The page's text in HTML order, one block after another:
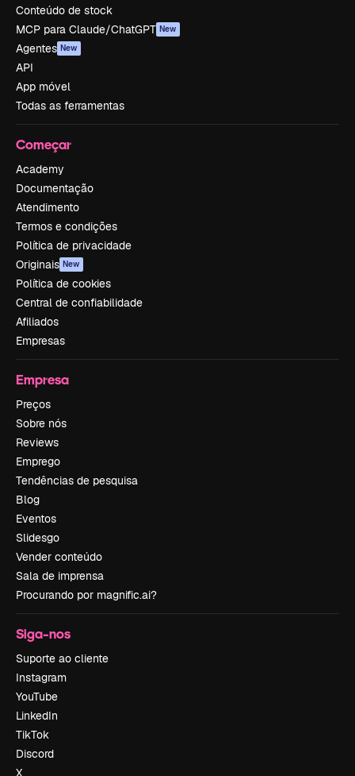
Conteúdo de stock
MCP para Claude/ChatGPT New
Agentes New
API
App móvel
Todas as ferramentas
Começar
Academy
Documentação
Atendimento
Termos e condições
Política de privacidade
Originais New
Política de cookies
Central de confiabilidade
Afiliados
Empresas
Empresa
Preços
Sobre nós
Reviews
Emprego
Tendências de pesquisa
Blog
Eventos
Slidesgo
Vender conteúdo
Sala de imprensa
Procurando por magnific.ai?
Siga-nos
Suporte ao cliente
Instagram
YouTube
LinkedIn
TikTok
Discord
X